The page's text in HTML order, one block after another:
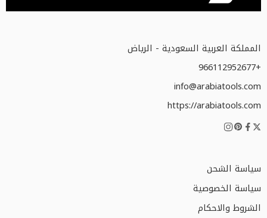
المملكة العربية السعودية - الرياض
+966112952677
info@arabiatools.com
https://arabiatools.com
سياسة الشحن
سياسة الخصوصية
الشروط والاحكام